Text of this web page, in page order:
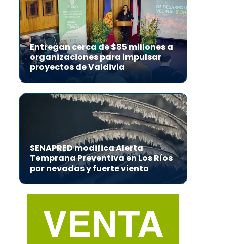
Entregan cerca de $85 millones a
organizaciones para impulsar
proyectos de Valdivia
SENAPRED modifica Alerta
Temprana Preventiva en Los Ríos
por nevadas y fuerte viento